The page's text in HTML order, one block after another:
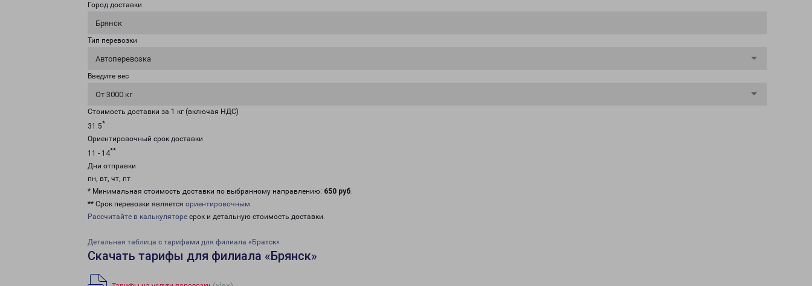
Город доставки
Брянск
Тип перевозки
Автоперевозка
Введите вес
От 3000 кг
Стоимость доставки за 1 кг (включая НДС)
31.5*
Ориентировочный срок доставки
11 - 14**
Дни отправки
пн, вт, чт, пт
* Минимальная стоимость доставки по выбранному направлению: 650 руб.
** Срок перевозки является ориентировочным
Рассчитайте в калькуляторе срок и детальную стоимость доставки.
Детальная таблица с тарифами для филиала «Братск»
Скачать тарифы для филиала «Брянск»